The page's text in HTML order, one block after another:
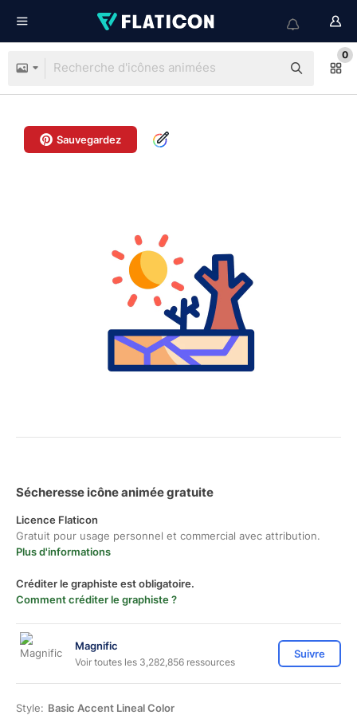
0
Sauvegardez
Sécheresse icône animée gratuite
Licence Flaticon
Gratuit pour usage personnel et commercial avec attribution.
Plus d'informations
Créditer le graphiste est obligatoire.
Comment créditer le graphiste ?
Magnific
Voir toutes les 3,282,856 ressources
Suivre
Style: Basic Accent Lineal Color